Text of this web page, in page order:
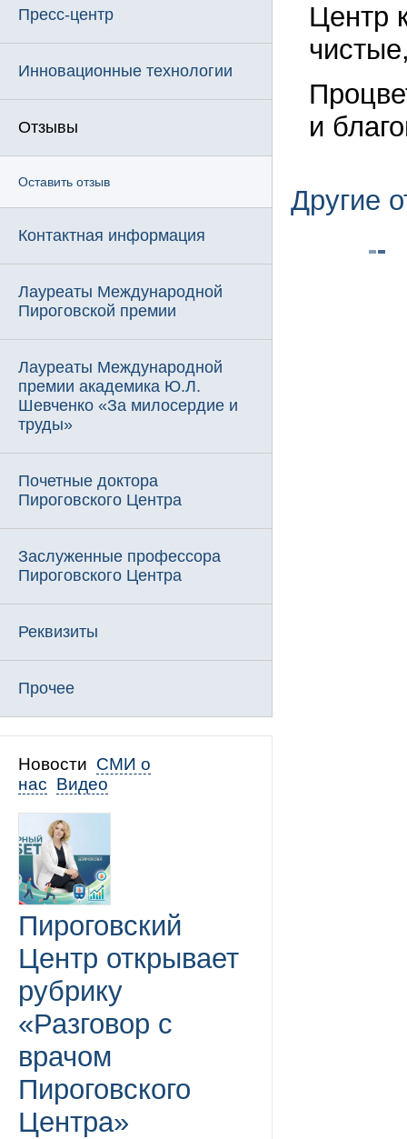
Пресс-центр
Инновационные технологии
Отзывы
Оставить отзыв
Контактная информация
Лауреаты Международной
Пироговской премии
Лауреаты Международной
премии академика Ю.Л.
Шевченко «За милосердие и
труды»
Почетные доктора
Пироговского Центра
Заслуженные профессора
Пироговского Центра
Реквизиты
Прочее
Новости СМИ о
нас Видео
Пироговский
Центр открывает
рубрику
«Разговор с
врачом
Пироговского
Центра»
Центр
и
Другие